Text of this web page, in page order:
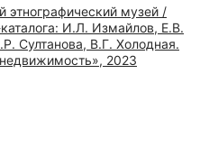
этнографический музей /
И.Л. Измайлов, Е.В.
Султанова, В.Г. Холодная.
2023